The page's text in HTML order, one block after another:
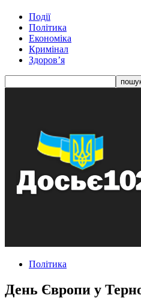
Події
Політика
Економіка
Кримінал
Здоров’я
Політика
День Європи у